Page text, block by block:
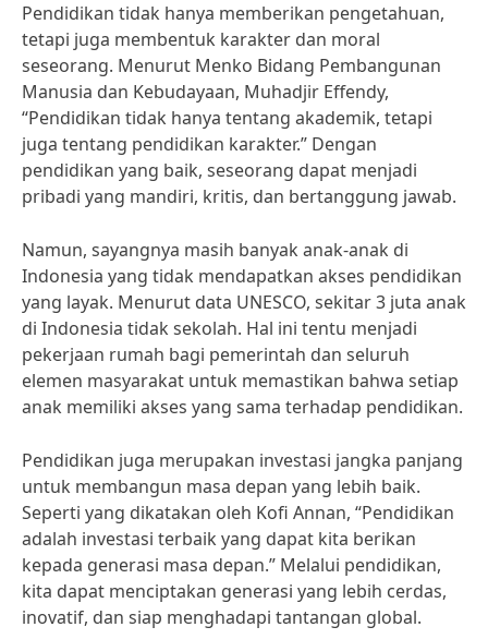
Pendidikan tidak hanya memberikan pengetahuan,
tetapi juga membentuk karakter dan moral
seseorang. Menurut Menko Bidang Pembangunan
Manusia dan Kebudayaan, Muhadjir Effendy,
“Pendidikan tidak hanya tentang akademik, tetapi
juga tentang pendidikan karakter.” Dengan
pendidikan yang baik, seseorang dapat menjadi
pribadi yang mandiri, kritis, dan bertanggung jawab.
Namun, sayangnya masih banyak anak-anak di
Indonesia yang tidak mendapatkan akses pendidikan
yang layak. Menurut data UNESCO, sekitar 3 juta anak
di Indonesia tidak sekolah. Hal ini tentu menjadi
pekerjaan rumah bagi pemerintah dan seluruh
elemen masyarakat untuk memastikan bahwa setiap
anak memiliki akses yang sama terhadap pendidikan.
Pendidikan juga merupakan investasi jangka panjang
untuk membangun masa depan yang lebih baik.
Seperti yang dikatakan oleh Kofi Annan, “Pendidikan
adalah investasi terbaik yang dapat kita berikan
kepada generasi masa depan.” Melalui pendidikan,
kita dapat menciptakan generasi yang lebih cerdas,
inovatif, dan siap menghadapi tantangan global.